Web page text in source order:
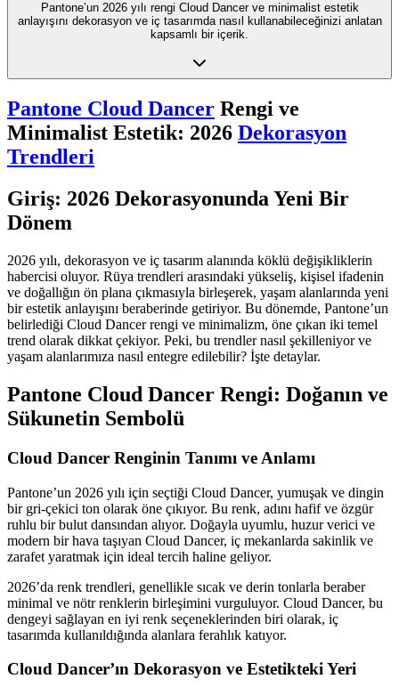
Pantone’un 2026 yılı rengi Cloud Dancer ve minimalist estetik
anlayışını dekorasyon ve iç tasarımda nasıl kullanabileceğinizi anlatan
kapsamlı bir içerik.
Pantone Cloud Dancer Rengi ve
Minimalist Estetik: 2026 Dekorasyon
Trendleri
Giriş: 2026 Dekorasyonunda Yeni Bir
Dönem
2026 yılı, dekorasyon ve iç tasarım alanında köklü değişikliklerin
habercisi oluyor. Rüya trendleri arasındaki yükseliş, kişisel ifadenin
ve doğallığın ön plana çıkmasıyla birleşerek, yaşam alanlarında yeni
bir estetik anlayışını beraberinde getiriyor. Bu dönemde, Pantone’un
belirlediği Cloud Dancer rengi ve minimalizm, öne çıkan iki temel
trend olarak dikkat çekiyor. Peki, bu trendler nasıl şekilleniyor ve
yaşam alanlarımıza nasıl entegre edilebilir? İşte detaylar.
Pantone Cloud Dancer Rengi: Doğanın ve
Sükunetin Sembolü
Cloud Dancer Renginin Tanımı ve Anlamı
Pantone’un 2026 yılı için seçtiği Cloud Dancer, yumuşak ve dingin
bir gri-çekici ton olarak öne çıkıyor. Bu renk, adını hafif ve özgür
ruhlu bir bulut dansından alıyor. Doğayla uyumlu, huzur verici ve
modern bir hava taşıyan Cloud Dancer, iç mekanlarda sakinlik ve
zarafet yaratmak için ideal tercih haline geliyor.
2026’da renk trendleri, genellikle sıcak ve derin tonlarla beraber
minimal ve nötr renklerin birleşimini vurguluyor. Cloud Dancer, bu
dengeyi sağlayan en iyi renk seçeneklerinden biri olarak, iç
tasarımda kullanıldığında alanlara ferahlık katıyor.
Cloud Dancer’ın Dekorasyon ve Estetikteki Yeri